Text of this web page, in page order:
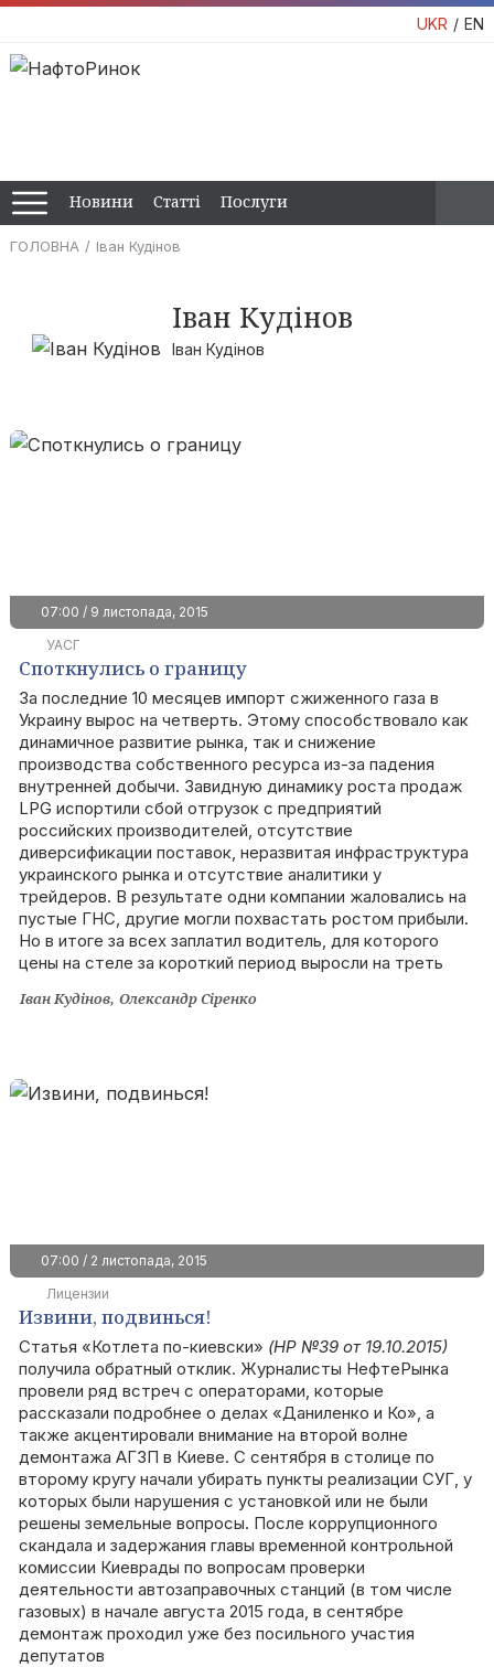
UKR EN
Новини Статті Послуги
ГОЛОВНА Іван Кудінов
Іван Кудінов
Іван Кудінов
07:00 / 9 листопада, 2015
УАСГ
Споткнулись о границу
За последние 10 месяцев импорт сжиженного газа в
Украину вырос на четверть. Этому способствовало как
динамичное развитие рынка, так и снижение
производства собственного ресурса из-за падения
внутренней добычи. Завидную динамику роста продаж
LPG испортили сбой отгрузок с предприятий
российских производителей, отсутствие
диверсификации поставок, неразвитая инфраструктура
украинского рынка и отсутствие аналитики у
трейдеров. В результате одни компании жаловались на
пустые ГНС, другие могли похвастать ростом прибыли.
Но в итоге за всех заплатил водитель, для которого
цены на стеле за короткий период выросли на треть
Іван Кудінов Олександр Сіренко
07:00 / 2 листопада, 2015
Лицензии
Извини, подвинься!
Статья «Котлета по-киевски» (НР №39 от 19.10.2015)
получила обратный отклик. Журналисты НефтеРынка
провели ряд встреч с операторами, которые
рассказали подробнее о делах «Даниленко и Ко», а
также акцентировали внимание на второй волне
демонтажа АГЗП в Киеве. С сентября в столице по
второму кругу начали убирать пункты реализации СУГ, у
которых были нарушения с установкой или не были
решены земельные вопросы. После коррупционного
скандала и задержания главы временной контрольной
комиссии Киеврады по вопросам проверки
деятельности автозаправочных станций (в том числе
газовых) в начале августа 2015 года, в сентябре
демонтаж проходил уже без посильного участия
депутатов